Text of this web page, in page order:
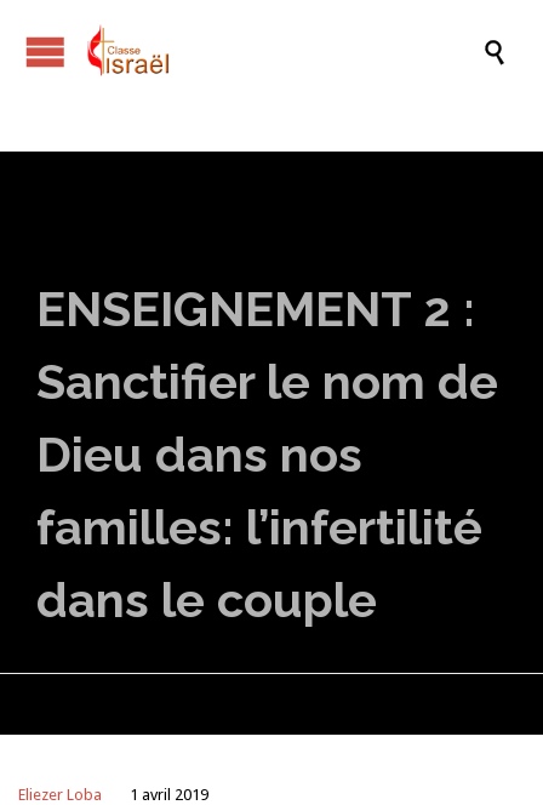

ENSEIGNEMENT 2 :
Sanctifier le nom de
Dieu dans nos
familles: l’infertilité
dans le couple
Eliezer Loba 1 avril 2019